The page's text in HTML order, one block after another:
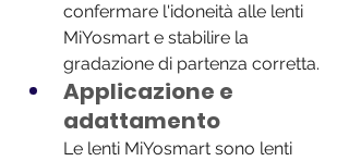
confermare l'idoneità alle lenti
MiYosmart e stabilire la
gradazione di partenza corretta.
Applicazione e
adattamento
Le lenti MiYosmart sono lenti